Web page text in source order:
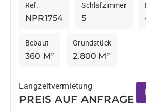
Naturgebiet. Dieses Haus
NPR1754
Ref.
5
Schlafzimmer
360 M²
Bebaut
2.800 M²
Grundstück
Langzeitvermietung
PREIS AUF ANFRAGE